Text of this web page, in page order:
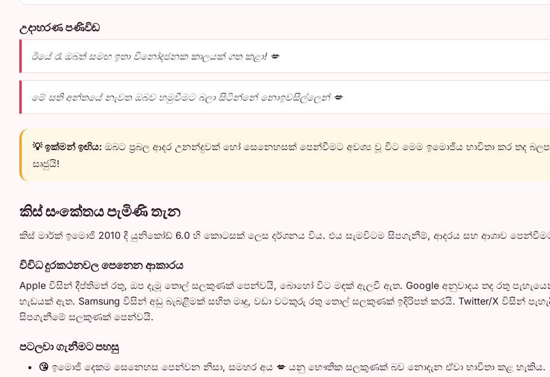
උදාහරණ පණිවිඩ
ඊයේ රෑ ඔබත් සමඟ ඉතා විනෝදජනක කාලයක් ගත කළා! 💋
මේ සති අන්තයේ නැවත ඔබව හමුවීමට බලා සිටින්නේ නොඉවසිල්ලෙන් 💋
💡 ඉක්මන් ඉඟිය: ඔබට ප්‍රබල ආදර උනන්දුවක් හෝ සෙනෙහසක් පෙන්වීමට අවශ්‍ය වූ විට මෙම ඉමොජිය භාවිතා කර තද
සෘජුයි!
කිස් සංකේතය පැමිණි තැන
කිස් මාර්ක් ඉමොජි 2010 දී යුනිකෝඩ් 6.0 හි කොටසක් ලෙස දර්ශනය විය. එය සැමවිටම සිපගැනීම්, ආදරය සහ ආශාව
විවිධ දුරකථනවල පෙනෙන ආකාරය
Apple විසින් දීප්තිමත් රතු, ඔප දැමූ තොල් සලකුණක් පෙන්වයි, බොහෝ විට මඳක් ඇලවී ඇත. Google අනුවාදය තද රතු
හැඩයක් ඇත. Samsung විසින් අඩු බැබළීමක් සහිත මෘදු, වඩා වටකුරු රතු තොල් සලකුණක් ඉදිරිපත් කරයි. Twitter/X විසින්
සිපගැනීමේ සලකුණක් පෙන්වයි.
පටලවා ගැනීමට පහසු
😘 ඉමොජි දෙකම සෙනෙහස පෙන්වන නිසා, සමහර අය 💋 යනු භෞතික සලකුණක් බව නොදැන ඒවා භාවිතා කළ හැකිය.